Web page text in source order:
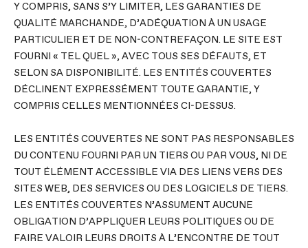
Y COMPRIS, SANS S’Y LIMITER, LES GARANTIES DE
QUALITÉ MARCHANDE, D’ADÉQUATION À UN USAGE
PARTICULIER ET DE NON-CONTREFAÇON. LE SITE EST
FOURNI « TEL QUEL », AVEC TOUS SES DÉFAUTS, ET
SELON SA DISPONIBILITÉ. LES ENTITÉS COUVERTES
DÉCLINENT EXPRESSÉMENT TOUTE GARANTIE, Y
COMPRIS CELLES MENTIONNÉES CI-DESSUS.
LES ENTITÉS COUVERTES NE SONT PAS RESPONSABLES
DU CONTENU FOURNI PAR UN TIERS OU PAR VOUS, NI DE
TOUT ÉLÉMENT ACCESSIBLE VIA DES LIENS VERS DES
SITES WEB, DES SERVICES OU DES LOGICIELS DE TIERS.
LES ENTITÉS COUVERTES N’ASSUMENT AUCUNE
OBLIGATION D’APPLIQUER LEURS POLITIQUES OU DE
FAIRE VALOIR LEURS DROITS À L’ENCONTRE DE TOUT